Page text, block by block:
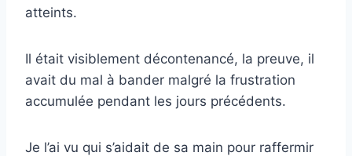
atteints.
Il était visiblement décontenancé, la preuve, il
avait du mal à bander malgré la frustration
accumulée pendant les jours précédents.
Je l’ai vu qui s’aidait de sa main pour raffermir